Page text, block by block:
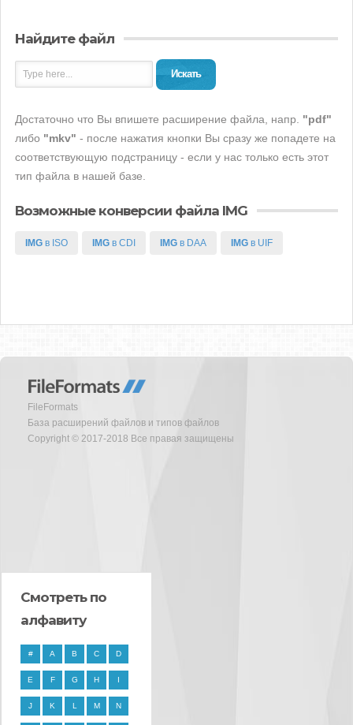
Найдите файл
Искать
Достаточно что Вы впишете расширение файла, напр. "pdf"
либо "mkv" - после нажатия кнопки Вы сразу же попадете на
соответствующую подстраницу - если у нас только есть этот
тип файла в нашей базе.
Возможные конверсии файла IMG
IMG в ISO IMG в CDI IMG в DAA IMG в UIF
FileFormats
База расширений файлов и типов файлов
Copyright © 2017-2018 Все правая защищены
Смотреть по
алфавиту
# A B C D
E F G H I
J K L M N